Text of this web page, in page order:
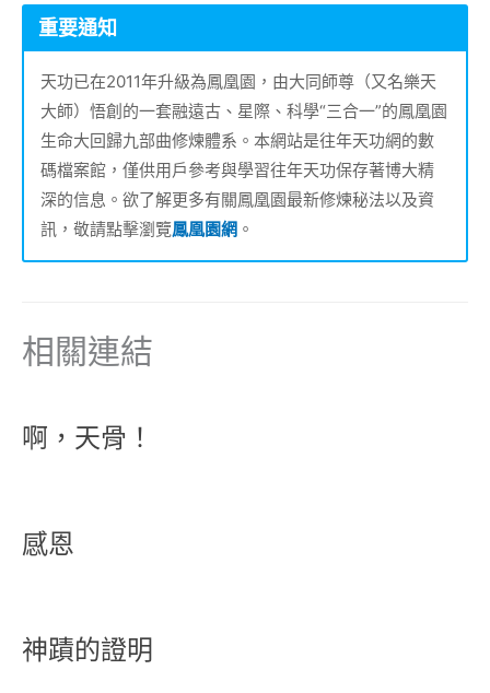
重要通知
天功已在2011年升級為鳳凰園，由大同師尊（又名樂天
大師）悟創的一套融遠古、星際、科學“三合一”的鳳凰園
生命大回歸九部曲修煉體系。本網站是往年天功網的數
碼檔案館，僅供用戶參考與學習往年天功保存著博大精
深的信息。欲了解更多有關鳳凰園最新修煉秘法以及資
訊，敬請點擊瀏覽鳳凰園網 。
相關連結
啊，天骨！
感恩
神蹟的證明